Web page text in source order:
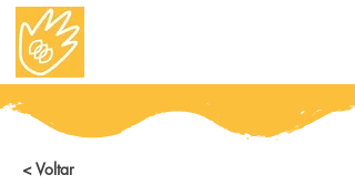
< Voltar